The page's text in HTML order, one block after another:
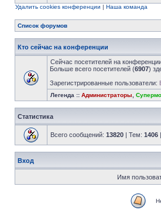
Удалить cookies конференции | Наша команда
Список форумов
Кто сейчас на конференции
Сейчас посетителей на
Больше всего посетителей (6907)
Зарегистрированные пользователи:
Легенда :: Администраторы
Статистика
Всего сообщений: 13820 | Тем: 1406
Вход
Имя